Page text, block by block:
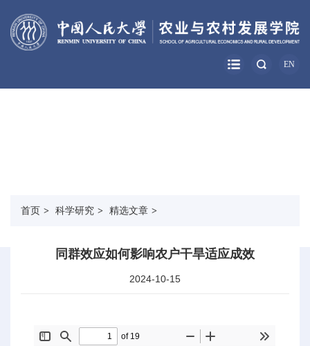
EN
首页 > 科学研究 > 精选文章 >
同群效应如何影响农户干旱适应成效
2024-10-15